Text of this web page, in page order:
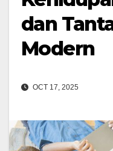
dan
Modern
OCT 17, 2025